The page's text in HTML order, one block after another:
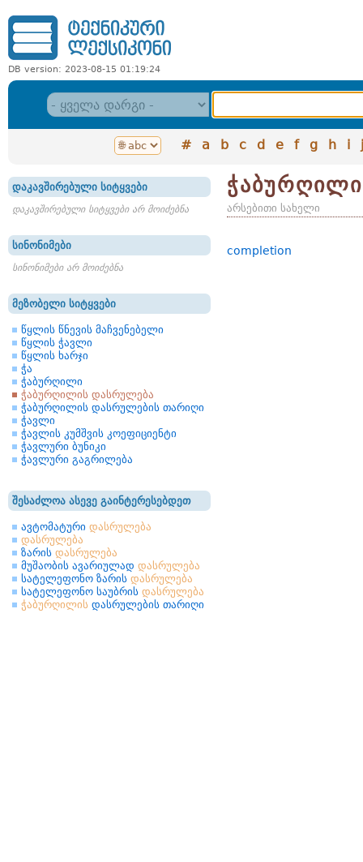
DB version: 2023-08-15 01:19:24
# a b c d e f g h i j
დაკავშირებული სიტყვები
დაკავშირებული სიტყვები არ მოიძებნა
სინონიმები
სინონიმები არ მოიძებნა
მეზობელი სიტყვები
წყლის წნევის მაჩვენებელი
წყლის ჭავლი
წყლის ხარჯი
ჭა
ჭაბურღილი
ჭაბურღილის დასრულება
ჭაბურღილის დასრულების თარიღი
ჭავლი
ჭავლის კუმშვის კოეფიციენტი
ჭავლური ბუნიკი
ჭავლური გაგრილება
შესაძლოა ასევე გაინტერესებდეთ
ავტომატური დასრულება
დასრულება
ზარის დასრულება
მუშაობის ავარიულად დასრულება
სატელეფონო ზარის დასრულება
სატელეფონო საუბრის დასრულება
ჭაბურღილის დასრულების თარიღი
არსებითი სახელი
completion